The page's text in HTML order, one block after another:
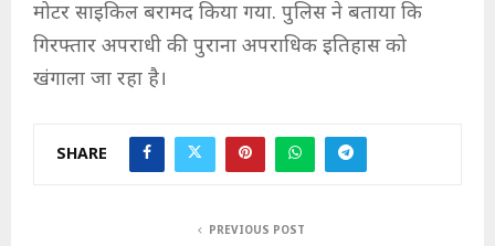
मोटर साइकिल बरामद किया गया. पुलिस ने बताया कि
गिरफ्तार अपराधी की पुराना अपराधिक इतिहास को
खंगाला जा रहा है।
SHARE
PREVIOUS POST